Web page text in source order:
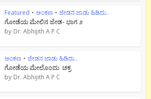
Featured • ಅಂಕಣ • ಜೇಡನ ಜಾಡು ಹಿಡಿದು..
ಗೋಡೆಯ ಮೇಲಿನ ಜೇಡ- ಭಾಗ ೨
by Dr. Abhijith A P C
ಅಂಕಣ • ಜೇಡನ ಜಾಡು ಹಿಡಿದು..
ಗೋಡೆಯ ಮೇಲೊಂದು ಚಕ್ರ
by Dr. Abhijith A P C